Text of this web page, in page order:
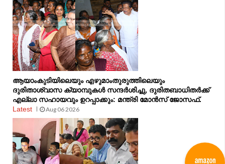
ആയാംകുടിയിലെയും എഴുമാംതുരുത്തിലെയും
ദുരിതാശ്വാസ ക്യാമ്പുകൾ സന്ദർശിച്ചു, ദുരിതബാധിതർക്ക്
എല്ലാ സഹായവും ഉറപ്പാക്കും: മന്ത്രി മോൻസ് ജോസഫ്.
Latest
Aug 06 2026